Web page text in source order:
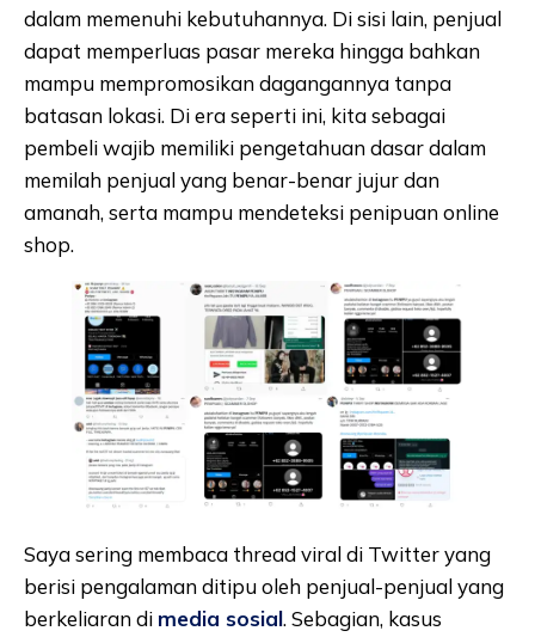
dalam memenuhi kebutuhannya. Di sisi lain, penjual
dapat memperluas pasar mereka hingga bahkan
mampu mempromosikan dagangannya tanpa
batasan lokasi. Di era seperti ini, kita sebagai
pembeli wajib memiliki pengetahuan dasar dalam
memilah penjual yang benar-benar jujur dan
amanah, serta mampu mendeteksi penipuan online
shop.
Saya sering membaca thread viral di Twitter yang
berisi pengalaman ditipu oleh penjual-penjual yang
berkeliaran di media sosial. Sebagian, kasus